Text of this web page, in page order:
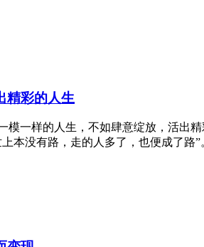
精彩的人生
模一样的人生，不如肆意绽放，活出
本没有路，走的人多了，也便成了路”